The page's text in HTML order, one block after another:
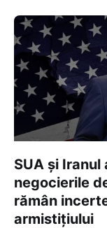
SUA și Iranul
negocierile
rămân
armistițiului